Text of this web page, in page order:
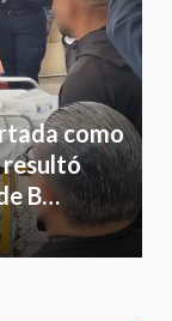
como
resultó
B…